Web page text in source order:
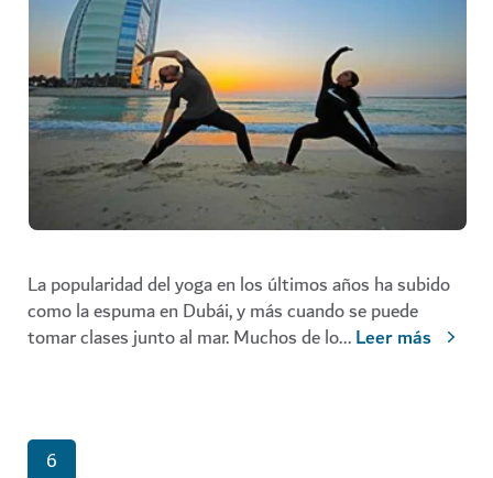
La popularidad del yoga en los últimos años ha subido
como la espuma en Dubái, y más cuando se puede
tomar clases junto al mar. Muchos de lo...Leer más
6